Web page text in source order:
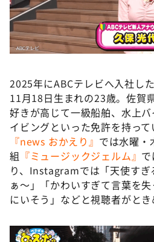
2025年にABCテレビへ入社し
11月18日生まれの23歳。佐賀
好きが高じて一級船舶、水上
イビングといった免許を持っ
『news おかえり』 では水曜・
組 『ミュージックジェルム』
り、Instagramでは「天使すぎ
ぁ～」「かわいすぎて言葉を
にいそう」などと視聴者がとき